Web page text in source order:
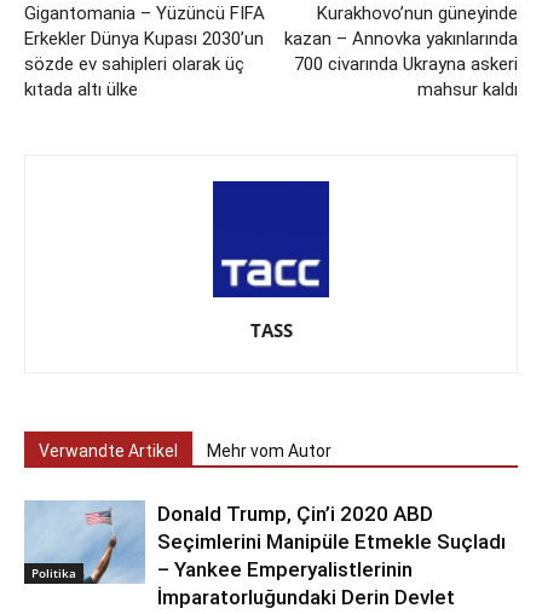
Gigantomania – Yüzüncü FIFA
Erkekler Dünya Kupası 2030’un
sözde ev sahipleri olarak üç
kıtada altı ülke
Kurakhovo’nun güneyinde
kazan – Annovka yakınlarında
700 civarında Ukrayna askeri
mahsur kaldı
TASS
Verwandte Artikel Mehr vom Autor
Politika
Donald Trump, Çin’i 2020 ABD
Seçimlerini Manipüle Etmekle Suçladı
– Yankee Emperyalistlerinin
İmparatorluğundaki Derin Devlet